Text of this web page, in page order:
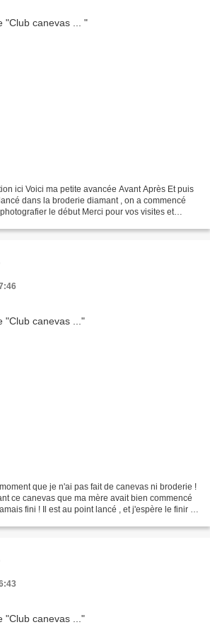
ici Voici ma petite avancée Avant Après Et puis
dans la broderie diamant , on a commencé
le début Merci pour vos visites et
que je n'ai pas fait de canevas ni broderie !
ce canevas que ma mère avait bien commencé
fini ! Il est au point lancé , et j'espère le finir !